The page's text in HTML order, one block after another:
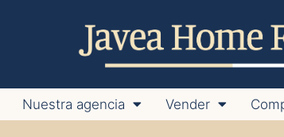
Nuestra agencia Vender